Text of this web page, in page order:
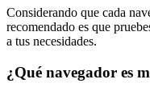
Considerando que cada
recomendado es que
a tus necesidades.
¿Qué navegador es